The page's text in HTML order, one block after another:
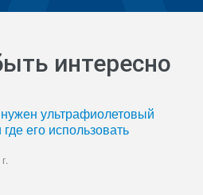
интересно
ультрафиолетовый
его использовать